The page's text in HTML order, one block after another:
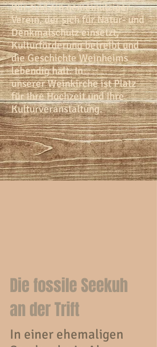
Wir sind ein gemeinütziger
Verein, der sich für Natur- und
Denkmalschutz einsetzt,
Kulturförderung betreibt und
die Geschichte Weinheims
lebendig hält. In
unserer Weinkirche ist Platz
für Ihre Hochzeit und Ihre
Kulturveranstaltung.
Die fossile Seekuh
an der Trift
In einer ehemaligen